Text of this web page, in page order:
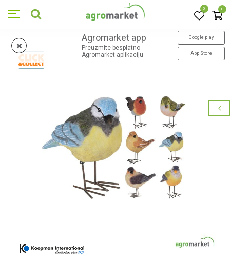
0 0
Agromarket app
Preuzmite besplatno
Agromarket aplikaciju
Google play
App Store